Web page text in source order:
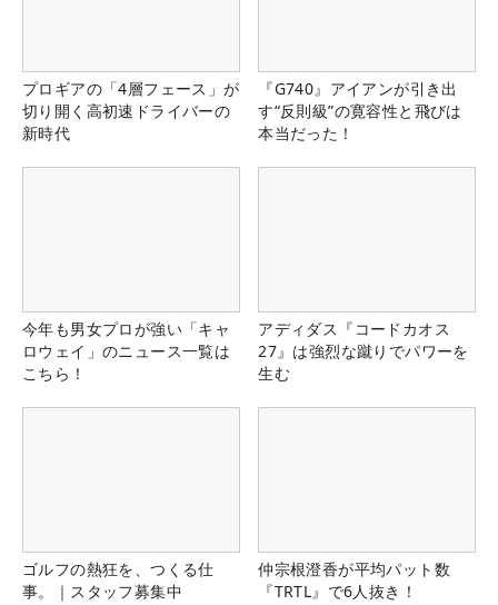
プロギアの「4層フェース」が
切り開く高初速ドライバーの
新時代
『G740』アイアンが引き出
す“反則級”の寛容性と飛びは
本当だった！
今年も男女プロが強い「キャ
ロウェイ」のニュース一覧は
こちら！
アディダス『コードカオス
27』は強烈な蹴りでパワーを
生む
ゴルフの熱狂を、つくる仕
事。｜スタッフ募集中
仲宗根澄香が平均パット数
『TRTL』で6人抜き！